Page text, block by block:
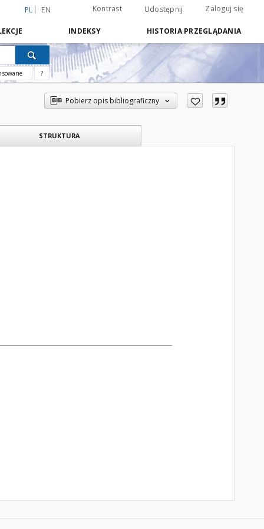
PL EN Kontrast Udostępnij Zaloguj się
INDEKSY HISTORIA PRZEGLĄDANIA
?
Pobierz opis bibliograficzny
STRUKTURA